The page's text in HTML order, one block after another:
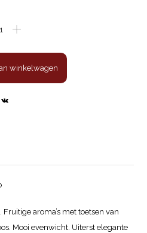
winkelwagen
aroma’s met toetsen van
Mooi evenwicht. Uiterst elegante